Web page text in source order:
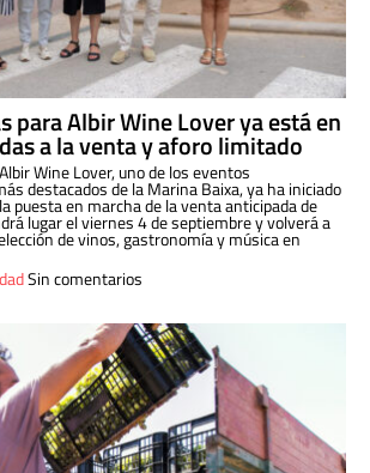
para Albir Wine Lover ya está en
a la venta y aforo limitado
Wine Lover, uno de los eventos
destacados de la Marina Baixa, ya ha iniciado
puesta en marcha de la venta anticipada de
lugar el viernes 4 de septiembre y volverá a
de vinos, gastronomía y música en
Sin comentarios